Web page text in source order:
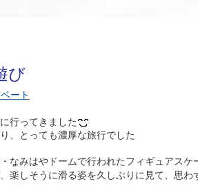
び
ート
行ってきました
、とっても濃厚な旅行でした
なみはやドームで行われたフィギュアス
楽しそうに滑る姿を久しぶりに見て、思わ